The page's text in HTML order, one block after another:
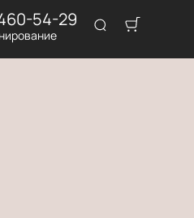
54-29